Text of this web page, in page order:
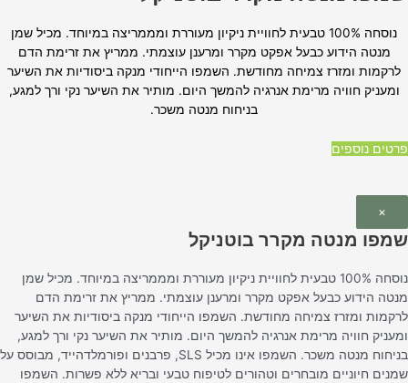
נוסחה 100% טבעית לחוויית ניקיון מעוררת ומממריצה במיוחד. מכיל שמן
מנטה הידוע כבעל אפקט מקרר ומרענן עוצמתי. ממריץ את זרימת הדם
לרקמות ומזרז צמיחה מחודשת. השמפו הייחודי מנקה ביסודיות את השיער
ומעניק חוויה מרימת אנרגיה להמשך היום. מותיר את השיער נקי ורך למגע,
בניחוח מנטה משכר.
פרטים נוספים
×
שמפו מנטה מקרר בוטניקל
נוסחה 100% טבעית לחוויית ניקיון מעוררת ומממריצה במיוחד. מכיל שמן
מנטה הידוע כבעל אפקט מקרר ומרענן עוצמתי. ממריץ את זרימת הדם
לרקמות ומזרז צמיחה מחודשת. השמפו הייחודי מנקה ביסודיות את השיער
ומעניק חוויה מרימת אנרגיה להמשך היום. מותיר את השיער נקי ורך למגע,
בניחוח מנטה משכר. השמפו אינו מכיל SLS, פרבנים ופורמלדהייד, מבוסס על
שמנים חיוניים מובחרים וטהורים לטיפוח טבעי ובריא ללא פשרות. השמפו